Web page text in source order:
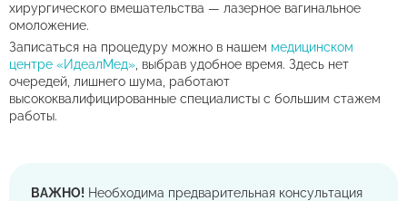
хирургического вмешательства — лазерное вагинальное
омоложение.
Записаться на процедуру можно в нашем медицинском
центре «ИдеалМед» , выбрав удобное время. Здесь нет
очередей, лишнего шума, работают
высококвалифицированные специалисты с большим стажем
работы.
ВАЖНО! Необходима предварительная консультация